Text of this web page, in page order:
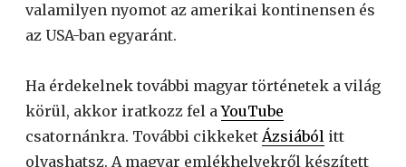
valamilyen nyomot az amerikai kontinensen és
az USA-ban egyaránt.
Ha érdekelnek további magyar történetek a világ
körül, akkor iratkozz fel aYouTube
csatornánkra. További cikkeket Ázsiából itt
olvashatsz. A magyar emlékhelyekről készített